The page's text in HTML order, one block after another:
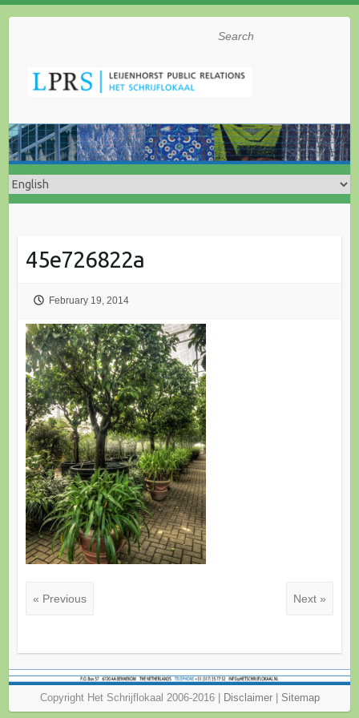
Search
45e726822a
February 19, 2014
« Previous Next »
Copyright Het Schrijflokaal 2006-2016 | Disclaimer| Sitemap